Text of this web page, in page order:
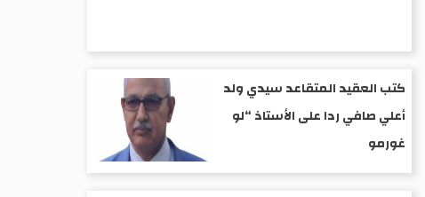
كتب العقيد المتقاعد سيدي ولد
أعلي صافي ردا على الأستاذ “لو
غورمو